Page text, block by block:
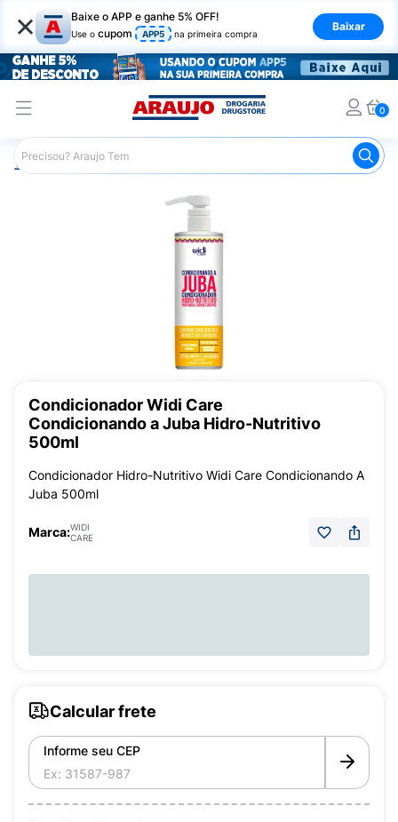
× Baixe o APP e ganhe 5% OFF!
Use o cupom APP5 na primeira compra
Baixar
0
Araujo Cabelo Cabelos Cacheados
Condicionador Widi Care
Condicionando a Juba Hidro-Nutritivo
500ml
Condicionador Hidro-Nutritivo Widi Care Condicionando A
Juba 500ml
Marca:WIDI
CARE
Calcular frete
Informe seu CEP